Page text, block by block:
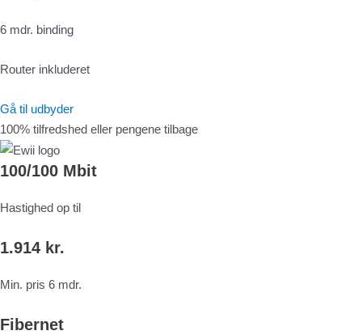
6 mdr. binding
Router inkluderet
Gå til udbyder
100% tilfredshed eller pengene tilbage
100/100 Mbit
Hastighed op til
1.914 kr.
Min. pris 6 mdr.
Fibernet